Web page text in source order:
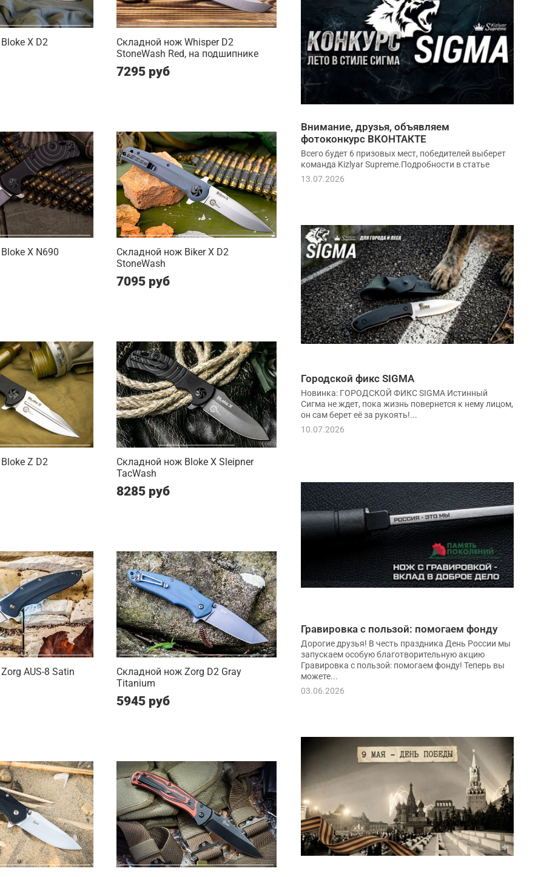
X D2
Складной нож Whisper D2
StoneWash Red, на подшипнике
7295 руб
X N690
Складной нож Biker X D2
StoneWash
7095 руб
Z D2
Складной нож Bloke X Sleipner
TacWash
8285 руб
AUS-8 Satin
Складной нож Zorg D2 Gray
Titanium
5945 руб
Внимание, друзья, объявляем
фотоконкурс ВКОНТАКТЕ
Всего будет 6 призовых мест, победителей выберет
команда Kizlyar Supreme.Подробности в статье
13.07.2026
Городской фикс SIGMA
Новинка: ГОРОДСКОЙ ФИКС SIGMA Истинный
Сигма не ждет, пока жизнь повернется к нему лицом,
он сам берет её за рукоять!...
10.07.2026
Гравировка с пользой: помогаем фонду
Дорогие друзья! В честь праздника День России мы
запускаем особую благотворительную акцию
Гравировка с пользой: помогаем фонду! Теперь вы
можете...
03.06.2026